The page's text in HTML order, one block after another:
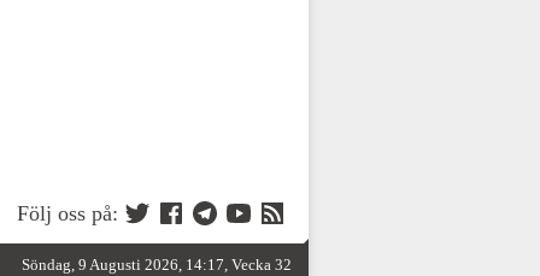
Följ oss på:
Söndag, 9 Augusti 2026, 14:17, Vecka 32